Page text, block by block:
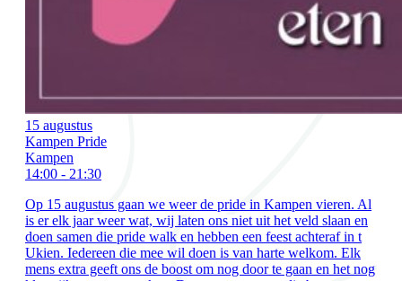
15 augustus
Kampen Pride
Kampen
14:00 - 21:30
Op 15 augustus gaan we weer de pride in Kampen vieren. Al
is er elk jaar weer wat, wij laten ons niet uit het veld slaan en
doen samen die pride walk en hebben een feest achteraf in t
Ukien. Iedereen die mee wil doen is van harte welkom. Elk
mens extra geeft ons de boost om nog door te gaan en het nog